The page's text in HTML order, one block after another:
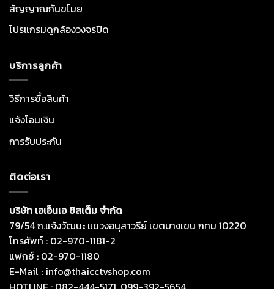
สัญญาณกันขโมย
โปรแกรมดูกล้องวงจรปิด
บริการลูกค้า
วิธีการซื้อสินค้า
แจ้งโอนเงิน
การรับประกัน
ติดต่อเรา
บริษัท เอเอ็นเอ ซิสเต็ม จำกัด
79/54 ถ.แจ้งวัฒนะ แขวงอนุสาวรีย์ เขตบางเขน กทม 10220
โทรศัพท์ : 02-970-1181-2
แฟกซ์ : 02-970-1180
E-Mail : info@thaicctvshop.com